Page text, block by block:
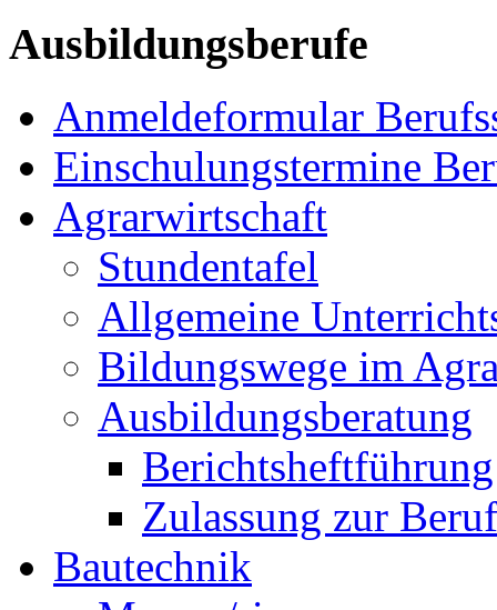
Ausbildungsberufe
Anmeldeformular
Einschulungstermine
Agrarwirtschaft
Stundentafel
Allgemeine
Bildungswege im
Ausbildungsberatung
Berichtsheftführung
Zulassung zur
Bautechnik